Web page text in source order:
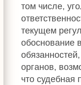
том числе,
текущем
обоснование
органов,
что судебная